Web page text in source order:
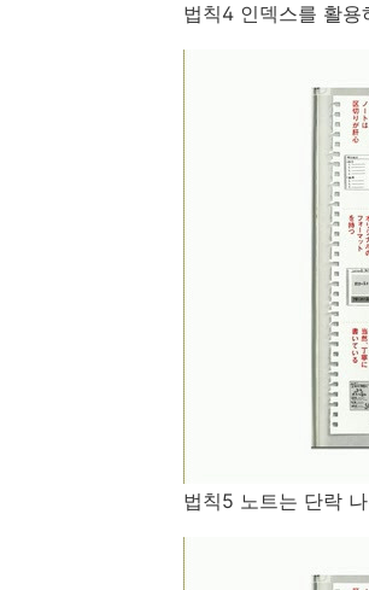
법칙4 인덱스를 활용
법칙5 노트는 단락